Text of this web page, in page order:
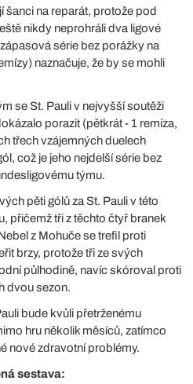
šanci na reparát, protože pod
nikdy neprohráli dva ligové
série bez porážky na
naznačuje, že by se mohli
se St. Pauli v nejvyšší soutěži
porazit (pětkrát - 1 remíza,
třech vzájemných duelech
což je jeho nejdelší série bez
týmu.
pěti gólů za St. Pauli v této
přičemž tři z těchto čtyř branek
z Mohuče se trefil proti
brzy, protože tři ze svých
půlhodině, navíc skóroval proti
dvou sezon.
bude kvůli přetrženému
hru několik měsíců, zatímco
nové zdravotní problémy.
sestava: